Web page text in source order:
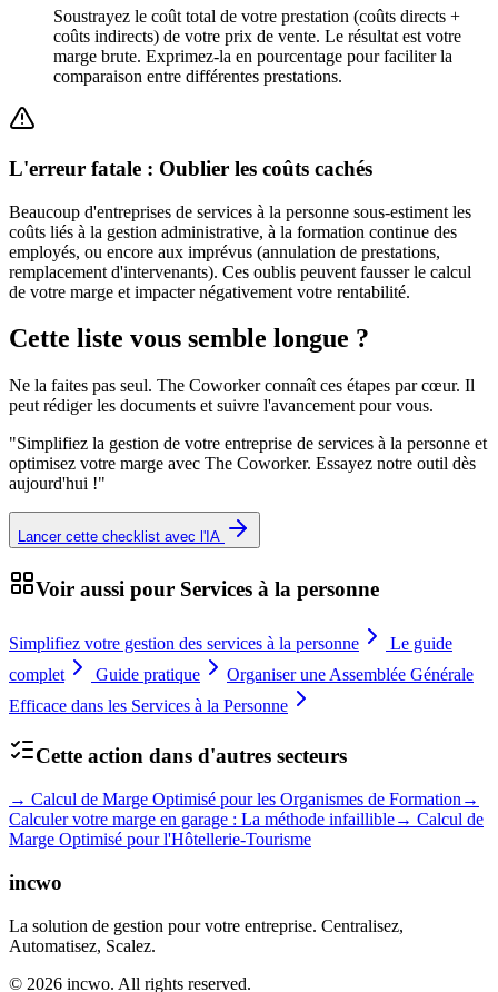
Soustrayez le coût total de votre prestation (coûts directs +
coûts indirects) de votre prix de vente. Le résultat est votre
marge brute. Exprimez-la en pourcentage pour faciliter la
comparaison entre différentes prestations.
L'erreur fatale : Oublier les coûts cachés
Beaucoup d'entreprises de services à la personne sous-estiment les
coûts liés à la gestion administrative, à la formation continue des
employés, ou encore aux imprévus (annulation de prestations,
remplacement d'intervenants). Ces oublis peuvent fausser le calcul
de votre marge et impacter négativement votre rentabilité.
Cette liste vous semble longue ?
Ne la faites pas seul. The Coworker connaît ces étapes par cœur. Il
peut rédiger les documents et suivre l'avancement pour vous.
"Simplifiez la gestion de votre entreprise de services à la personne et
optimisez votre marge avec The Coworker. Essayez notre outil dès
aujourd'hui !"
Lancer cette checklist avec l'IA
Voir aussi pour Services à la personne
Simplifiez votre gestion des services à la personne
Le guide
complet
Guide pratique
Organiser une Assemblée Générale
Efficace dans les Services à la Personne
Cette action dans d'autres secteurs
→ Calcul de Marge Optimisé pour les Organismes de Formation →
Calculer votre marge en garage : La méthode infaillible→ Calcul de
Marge Optimisé pour l'Hôtellerie-Tourisme
incwo
La solution de gestion pour votre entreprise. Centralisez,
Automatisez, Scalez.
© 2026 incwo. All rights reserved.